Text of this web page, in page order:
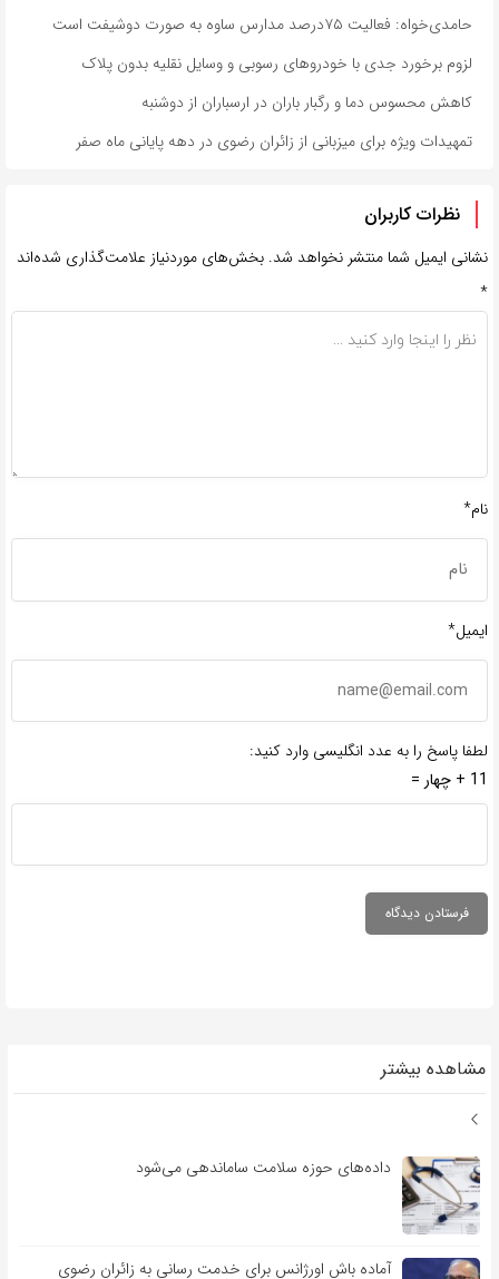
حامدی‌خواه: فعالیت ۷۵درصد مدارس ساوه به صورت دوشیفت است
لزوم برخورد جدی با خودروهای رسوبی و وسایل نقلیه بدون پلاک
کاهش محسوس دما و رگبار باران در ارسباران از دوشنبه
تمهیدات ویژه برای میزبانی از زائران رضوی در دهه پایانی ماه صفر
نظرات کاربران
نشانی ایمیل شما منتشر نخواهد شد. بخش‌های موردنیاز علامت‌گذاری شده‌اند
*
نام*
ایمیل*
لطفا پاسخ را به عدد انگلیسی وارد کنید:
11 + چهار =
مشاهده بیشتر
داده‌های حوزه سلامت ساماندهی می‌شود
آماده باش اورژانس برای خدمت رسانی به زائران رضوی